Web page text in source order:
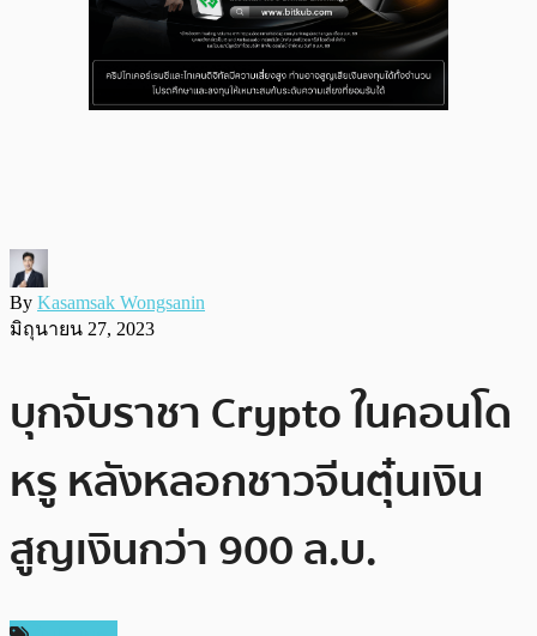
By Kasamsak Wongsanin
มิถุนายน 27, 2023
บุกจับราชา Crypto ในคอนโด
หรู หลังหลอกชาวจีนตุ๋นเงิน
สูญเงินกว่า 900 ล.บ.